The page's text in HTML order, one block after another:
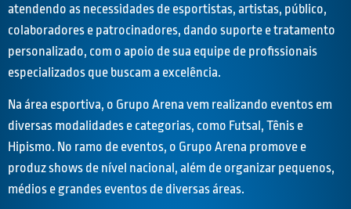
atendendo as necessidades de esportistas, artistas, público,
colaboradores e patrocinadores, dando suporte e tratamento
personalizado, com o apoio de sua equipe de profissionais
especializados que buscam a excelência.
Na área esportiva, o Grupo Arena vem realizando eventos em
diversas modalidades e categorias, como Futsal, Tênis e
Hipismo. No ramo de eventos, o Grupo Arena promove e
produz shows de nível nacional, além de organizar pequenos,
médios e grandes eventos de diversas áreas.